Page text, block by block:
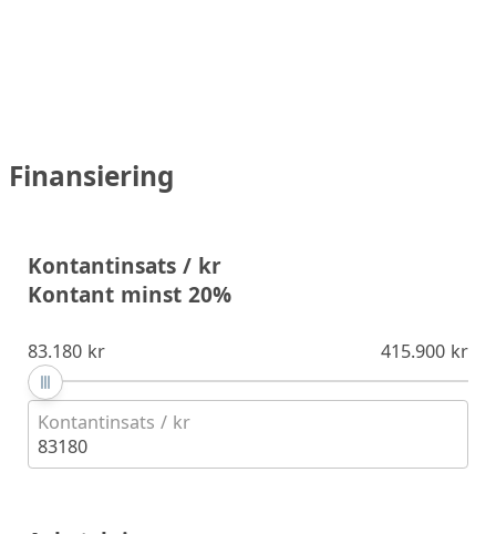
Finansiering
Kontantinsats / kr
Kontant minst 20%
83.180 kr 415.900 kr
Kontantinsats / kr
83180